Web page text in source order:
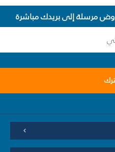
مرسلة إلى بريدك مباشرة